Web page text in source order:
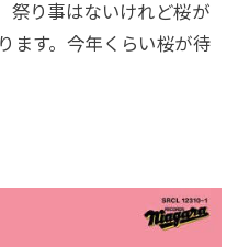
祭り事はないけれど桜が
ます。今年くらい桜が待